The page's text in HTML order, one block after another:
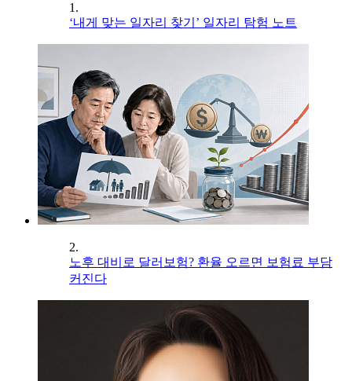
1.
‘내게 맞는 일자리 찾기’ 일자리 탐험 노트
2.
노후 대비로 달러보험? 환율 오르면 보험료 부담
커진다